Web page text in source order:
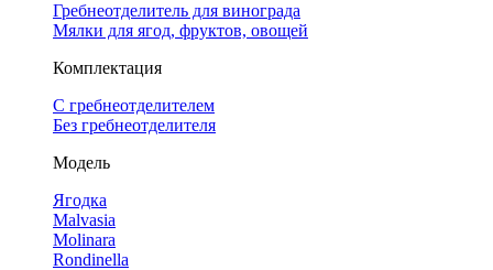
Гребнеотделитель для винограда
Мялки для ягод, фруктов, овощей
Комплектация
С гребнеотделителем
Без гребнеотделителя
Модель
Ягодка
Malvasia
Molinara
Rondinella